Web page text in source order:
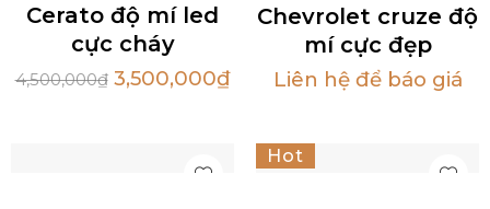
Cerato độ mí led
cực cháy
4,500,000₫ 3,500,000₫
Chevrolet cruze độ
mí cực đẹp
Liên hệ để báo giá
Hot